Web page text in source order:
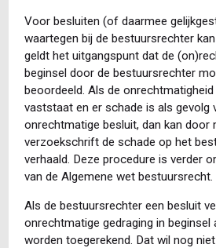
Voor besluiten (of daarmee
waartegen bij de bestuursrechter
geldt het uitgangspunt dat de
beginsel door de bestuursrechter
beoordeeld. Als de
vaststaat en er schade is als gevolg
onrechtmatige besluit, dan kan door
verzoekschrift de schade op het
verhaald. Deze procedure is verder
van de Algemene wet bestuursrecht.
Als de bestuursrechter een besluit
onrechtmatige gedraging in beginsel
worden toegerekend. Dat wil nog